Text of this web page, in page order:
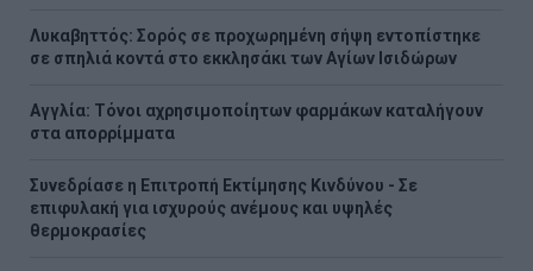
Λυκαβηττός: Σορός σε προχωρημένη σήψη εντοπίστηκε
σε σπηλιά κοντά στο εκκλησάκι των Αγίων Ισιδώρων
Αγγλία: Τόνοι αχρησιμοποίητων φαρμάκων καταλήγουν
στα απορρίμματα
Συνεδρίασε η Επιτροπή Εκτίμησης Κινδύνου - Σε
επιφυλακή για ισχυρούς ανέμους και υψηλές
θερμοκρασίες